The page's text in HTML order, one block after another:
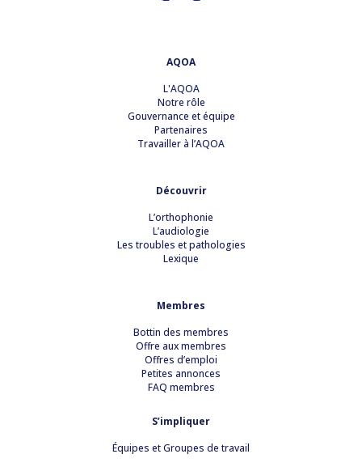
AQOA
L'AQOA
Notre rôle
Gouvernance et équipe
Partenaires
Travailler à l’AQOA
Découvrir
L’orthophonie
L’audiologie
Les troubles et pathologies
Lexique
Membres
Bottin des membres
Offre aux membres
Offres d’emploi
Petites annonces
FAQ membres
S’impliquer
Équipes et Groupes de travail